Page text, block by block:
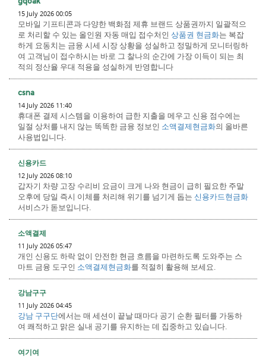
15 July 2026 00:05
모바일 기프티콘과 다양한 백화점 제휴 브랜드 상품권까지 일괄적으
로 처리할 수 있는 올인원 자동 매입 접수처인 상품권 현금화는 복잡
하게 요동치는 금융 시세 시장 상황을 성실하고 정밀하게 모니터링하
여 고객님이 접수하시는 바로 그 찰나의 순간에 가장 이득이 되는 최
적의 정산율 우대 적용을 성실하게 반영합니다
csna
14 July 2026 11:40
휴대폰 결제 시스템을 이용하여 급한 지출을 메우고 신용 점수에는
일절 상처를 내지 않는 똑똑한 금융 정보인 소액결제현금화의 올바른
사용법입니다.
신용카드
12 July 2026 08:10
갑자기 차량 고장 수리비 요금이 크게 나와 현금이 급히 필요한 주말
오후에 당일 즉시 이체를 처리해 위기를 넘기게 돕는 신용카드현금화
서비스가 돋보입니다.
소액결제
11 July 2026 05:47
개인 신용도 하락 없이 안전한 현금 흐름을 마련하도록 도와주는 스
마트 금융 도구인 소액결제현금화를 적절히 활용해 보세요.
강남구구
11 July 2026 04:45
강남 구구단에서는 매 세션이 끝날 때마다 공기 순환 필터를 가동하
여 쾌적하고 맑은 실내 공기를 유지하는 데 집중하고 있습니다.
여기여